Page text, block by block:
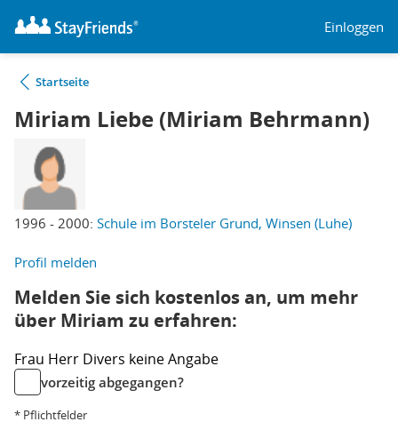
Einloggen
Startseite
Miriam Liebe (Miriam Behrmann)
1996 - 2000: Schule im Borsteler Grund, Winsen (Luhe)
Profil melden
Melden Sie sich kostenlos an, um mehr
über Miriam zu erfahren:
Frau Herr Divers keine Angabe
vorzeitig abgegangen?
* Pflichtfelder